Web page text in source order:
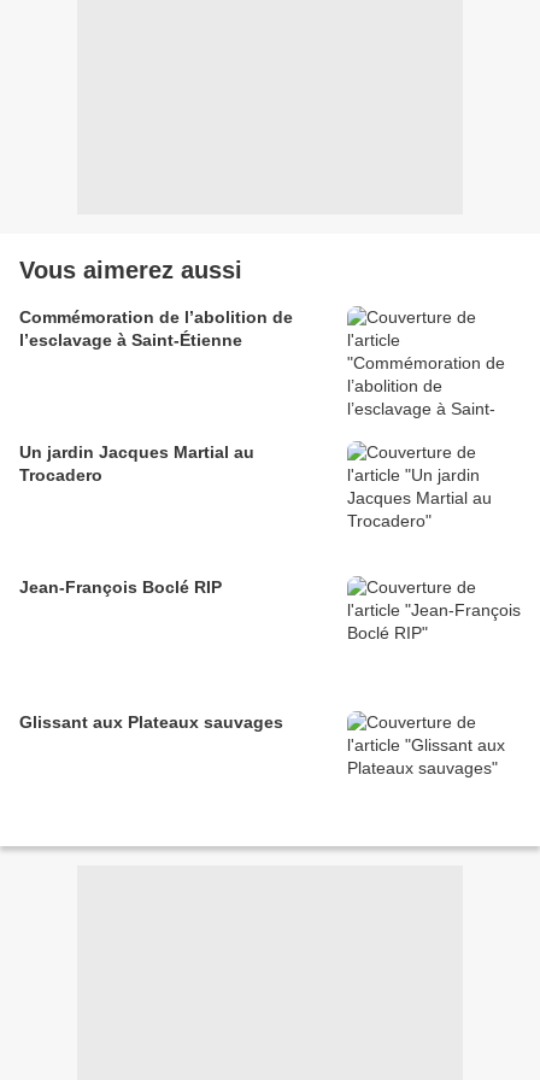
Vous aimerez aussi
Commémoration de l’abolition de
l’esclavage à Saint-Étienne
Un jardin Jacques Martial au
Trocadero
Jean-François Boclé RIP
Glissant aux Plateaux sauvages